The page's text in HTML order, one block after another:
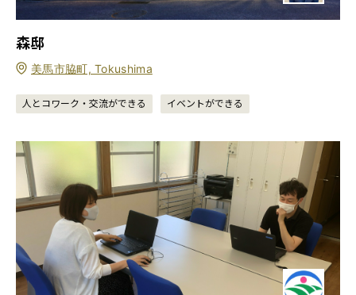
森邸
美馬市脇町, Tokushima
人とコワーク・交流ができる イベントができる